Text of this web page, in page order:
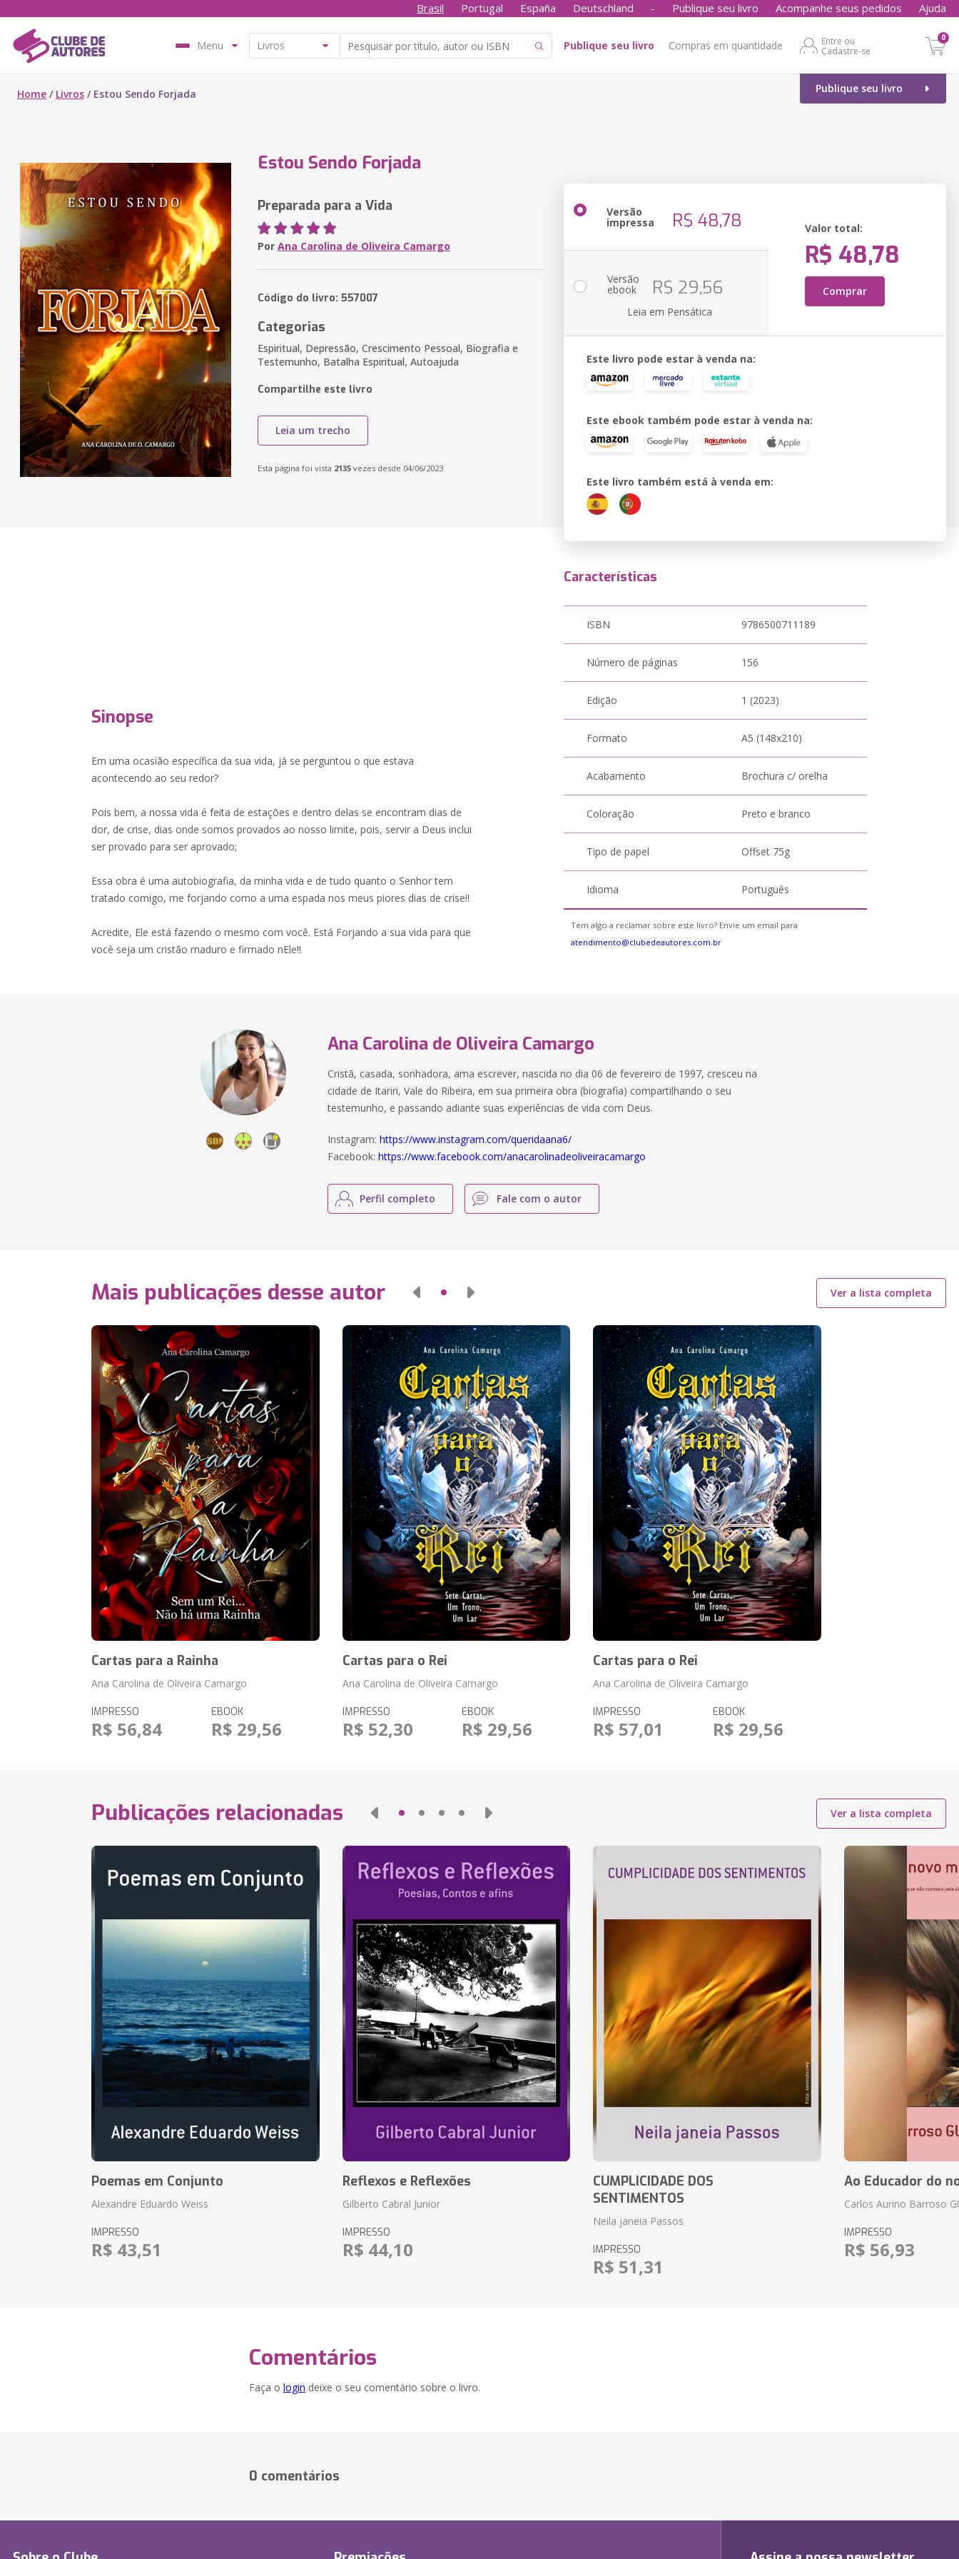
Brasil Portugal España Deutschland - Publique seu livro Acompanhe seus pedidos Ajuda
Menu Publique seu livro Compras em quantidade
Entre ou
Cadastre-se
0
Publique seu livro
Home / Livros / Estou Sendo Forjada
Estou Sendo Forjada
Preparada para a Vida
Por Ana Carolina de Oliveira Camargo
Código do livro: 557007
Categorias
Espiritual, Depressão, Crescimento Pessoal, Biografia e
Testemunho, Batalha Espiritual, Autoajuda
Compartilhe este livro
Leia um trecho
Esta página foi vista 2135 vezes desde 04/06/2023
Versão
impressa R$ 48,78 Valor total:
R$ 48,78
Comprar
Versão
ebook R$ 29,56
Leia em Pensática
Este livro pode estar à venda na:
Este ebook também pode estar à venda na:
Este livro também está à venda em:
Sinopse
Em uma ocasião específica da sua vida, já se perguntou o que estava
acontecendo ao seu redor?
Pois bem, a nossa vida é feita de estações e dentro delas se encontram dias de
dor, de crise, dias onde somos provados ao nosso limite, pois, servir a Deus inclui
ser provado para ser aprovado;
Essa obra é uma autobiografia, da minha vida e de tudo quanto o Senhor tem
tratado comigo, me forjando como a uma espada nos meus piores dias de crise!!
Acredite, Ele está fazendo o mesmo com você. Está Forjando a sua vida para que
você seja um cristão maduro e firmado nEle!!
Características
ISBN 9786500711189
Número de páginas 156
Edição 1 (2023)
Formato A5 (148x210)
Acabamento Brochura c/ orelha
Coloração Preto e branco
Tipo de papel Offset 75g
Idioma Português
Tem algo a reclamar sobre este livro? Envie um email para
atendimento@clubedeautores.com.br
Ana Carolina de Oliveira Camargo
Cristã, casada, sonhadora, ama escrever, nascida no dia 06 de fevereiro de 1997, cresceu na
cidade de Itariri, Vale do Ribeira, em sua primeira obra (biografia) compartilhando o seu
testemunho, e passando adiante suas experiências de vida com Deus.
Instagram:https://www.instagram.com/queridaana6/
Facebook:https://www.facebook.com/anacarolinadeoliveiracamargo
Perfil completo Fale com o autor
Mais publicações desse autor Ver a lista completa
Cartas para a Rainha
Ana Carolina de Oliveira Camargo
IMPRESSO
R$ 56,84
EBOOK
R$ 29,56
Cartas para o Rei
Ana Carolina de Oliveira Camargo
IMPRESSO
R$ 52,30
EBOOK
R$ 29,56
Cartas para o Rei
Ana Carolina de Oliveira Camargo
IMPRESSO
R$ 57,01
EBOOK
R$ 29,56
Publicações relacionadas Ver a lista completa
Poemas em Conjunto
Alexandre Eduardo Weiss
IMPRESSO
R$ 43,51
Reflexos e Reflexões
Gilberto Cabral Junior
IMPRESSO
R$ 44,10
CUMPLICIDADE DOS
SENTIMENTOS
Neila janeia Passos
IMPRESSO
R$ 51,31
Ao Educador do
Carlos Aurino Barroso
IMPRESSO
R$ 56,93
Comentários
Faça o login deixe o seu comentário sobre o livro.
0 comentários